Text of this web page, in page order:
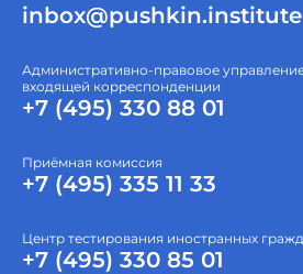
inbox@pushkin.institute
Административно-правовое
входящей корреспонденции
+7 (495) 330 88 01
Приёмная комиссия
+7 (495) 335 11 33
Центр тестирования иностранных
+7 (495) 330 85 01